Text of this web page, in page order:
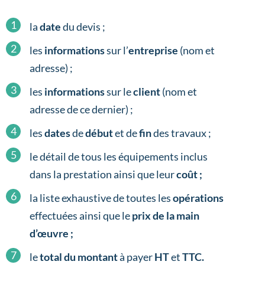
ladatedu devis ;
les informationssur l’entreprise (nom et
adresse) ;
les informationssur leclient(nom et
adresse de ce dernier) ;
lesdatesdedébutet defindes travaux ;
le détail de tous les équipements inclus
dans la prestation ainsi que leurcoût ;
la liste exhaustive de toutes lesopérations
effectuées ainsi que leprix de la main
d’œuvre ;
letotal du montantà payerHTetTTC.